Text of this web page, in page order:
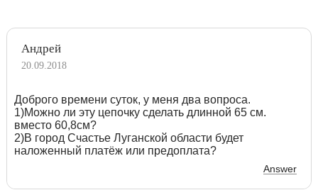
Андрей
20.09.2018
Доброго времени суток, у меня два вопроса.
1)Можно ли эту цепочку сделать длинной 65 см.
вместо 60,8см?
2)В город Счастье Луганской области будет
наложенный платёж или предоплата?
Answer